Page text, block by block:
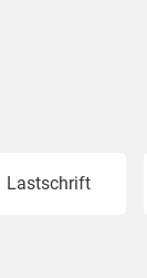
Lastschrift